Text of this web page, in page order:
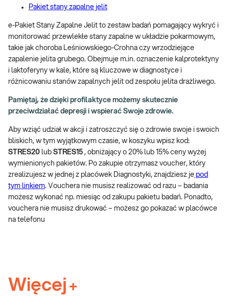
Pakiet stany zapalne jelit
e-Pakiet Stany Zapalne Jelit to zestaw badań pomagający wykryć i
monitorować przewlekłe stany zapalne w układzie pokarmowym,
takie jak choroba Leśniowskiego-Crohna czy wrzodziejące
zapalenie jelita grubego. Obejmuje m.in. oznaczenie kalprotektyny
i laktoferyny w kale, które są kluczowe w diagnostyce i
różnicowaniu stanów zapalnych jelit od zespołu jelita drażliwego.
Pamiętaj, że dzięki profilaktyce możemy skutecznie
przeciwdziałać depresji i wspierać Swoje zdrowie.
Aby wziąć udział w akcji i zatroszczyć się o zdrowie swoje i swoich
bliskich, w tym wyjątkowym czasie, w koszyku wpisz kod:
STRES20 lub STRES15 , obniżający o 20% lub 15% ceny wyżej
wymienionych pakietów. Po zakupie otrzymasz voucher, który
zrealizujesz w jednej z placówek Diagnostyki, znajdziesz je pod
tym linkiem. Vouchera nie musisz realizować od razu – badania
możesz wykonać np. miesiąc od zakupu pakietu badań. Ponadto,
vouchera nie musisz drukować – możesz go pokazać w placówce
na telefonu
Więcej +